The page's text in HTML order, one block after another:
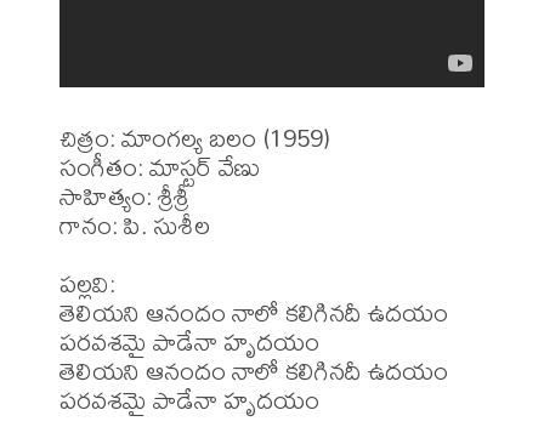
చిత్రం: మాంగల్య బలం (1959)
సంగీతం: మాస్టర్ వేణు
సాహిత్యం: శ్రీశ్రీ
గానం: పి. సుశీల
పల్లవి:
తెలియని ఆనందం నాలో కలిగినదీ ఉదయం
పరవశమై పాడేనా హృదయం
తెలియని ఆనందం నాలో కలిగినదీ ఉదయం
పరవశమై పాడేనా హృదయం